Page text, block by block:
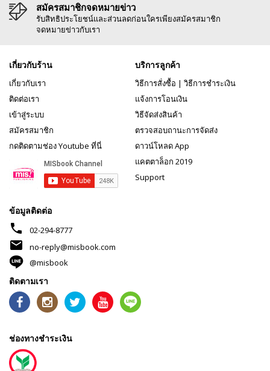
สมัครสมาชิกจดหมายข่าว
รับสิทธิประโยชน์และส่วนลดก่อนใครเพียงสมัครสมาชิก
จดหมายข่าวกับเรา
เกี่ยวกับร้าน
เกี่ยวกับเรา
ติดต่อเรา
เข้าสู่ระบบ
สมัครสมาชิก
กดติดตามช่อง Youtube ที่นี่
บริการลูกค้า
วิธีการสั่งซื้อ | วิธีการชำระเงิน
แจ้งการโอนเงิน
วิธีจัดส่งสินค้า
ตรวจสอบถานะการจัดส่ง
ดาวน์โหลด App
แคตตาล็อก 2019
Support
ข้อมูลติดต่อ
phone 02-294-8777
mail
no-reply@misbook.com
@misbook
ติดตามเรา
ช่องทางชำระเงิน